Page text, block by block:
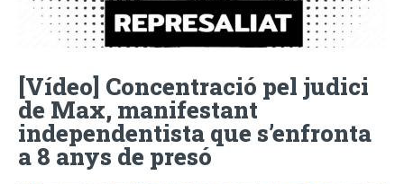
[Vídeo] Concentració pel judici
de Max, manifestant
independentista que s’enfronta
a 8 anys de presó